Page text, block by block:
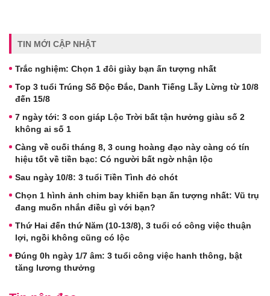
TIN MỚI CẬP NHẬT
Trắc nghiệm: Chọn 1 đôi giày bạn ấn tượng nhất
Top 3 tuổi Trúng Số Độc Đắc, Danh Tiếng Lẫy Lừng từ 10/8
đến 15/8
7 ngày tới: 3 con giáp Lộc Trời bất tận hưởng giàu số 2
không ai số 1
Càng về cuối tháng 8, 3 cung hoàng đạo này càng có tín
hiệu tốt về tiền bạc: Có người bất ngờ nhận lộc
Sau ngày 10/8: 3 tuổi Tiền Tình đỏ chót
Chọn 1 hình ảnh chim bay khiến bạn ấn tượng nhất: Vũ trụ
đang muốn nhắn điều gì với bạn?
Thứ Hai đến thứ Năm (10-13/8), 3 tuổi có công việc thuận
lợi, ngồi không cũng có lộc
Đúng 0h ngày 1/7 âm: 3 tuổi công việc hanh thông, bật
tăng lương thưởng